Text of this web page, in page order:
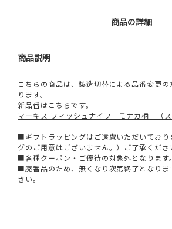
商品の詳細
商品説明
こちらの商品は、製造切替による品番変更
ります。
新品番はこちらです。
マーキス フィッシュナイフ［モナカ柄］（ス
■ギフトラッピングはご遠慮いただいており
グのご用意はございません。）ご了承くださ
■各種クーポン・ご優待の対象外となります。
■廃番品のため、無くなり次第終了となりま
さい。